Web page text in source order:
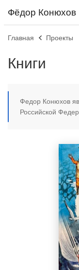
Фёдор Конюхов
Главная Проекты
Книги
Федор Конюхов
Российской